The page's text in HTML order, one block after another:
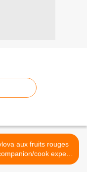
aux fruits rouges
cook expert
>